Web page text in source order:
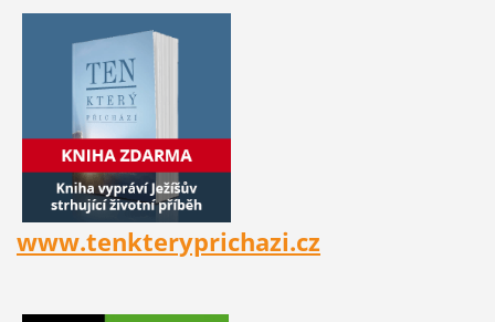
www.tenkteryprichazi.cz